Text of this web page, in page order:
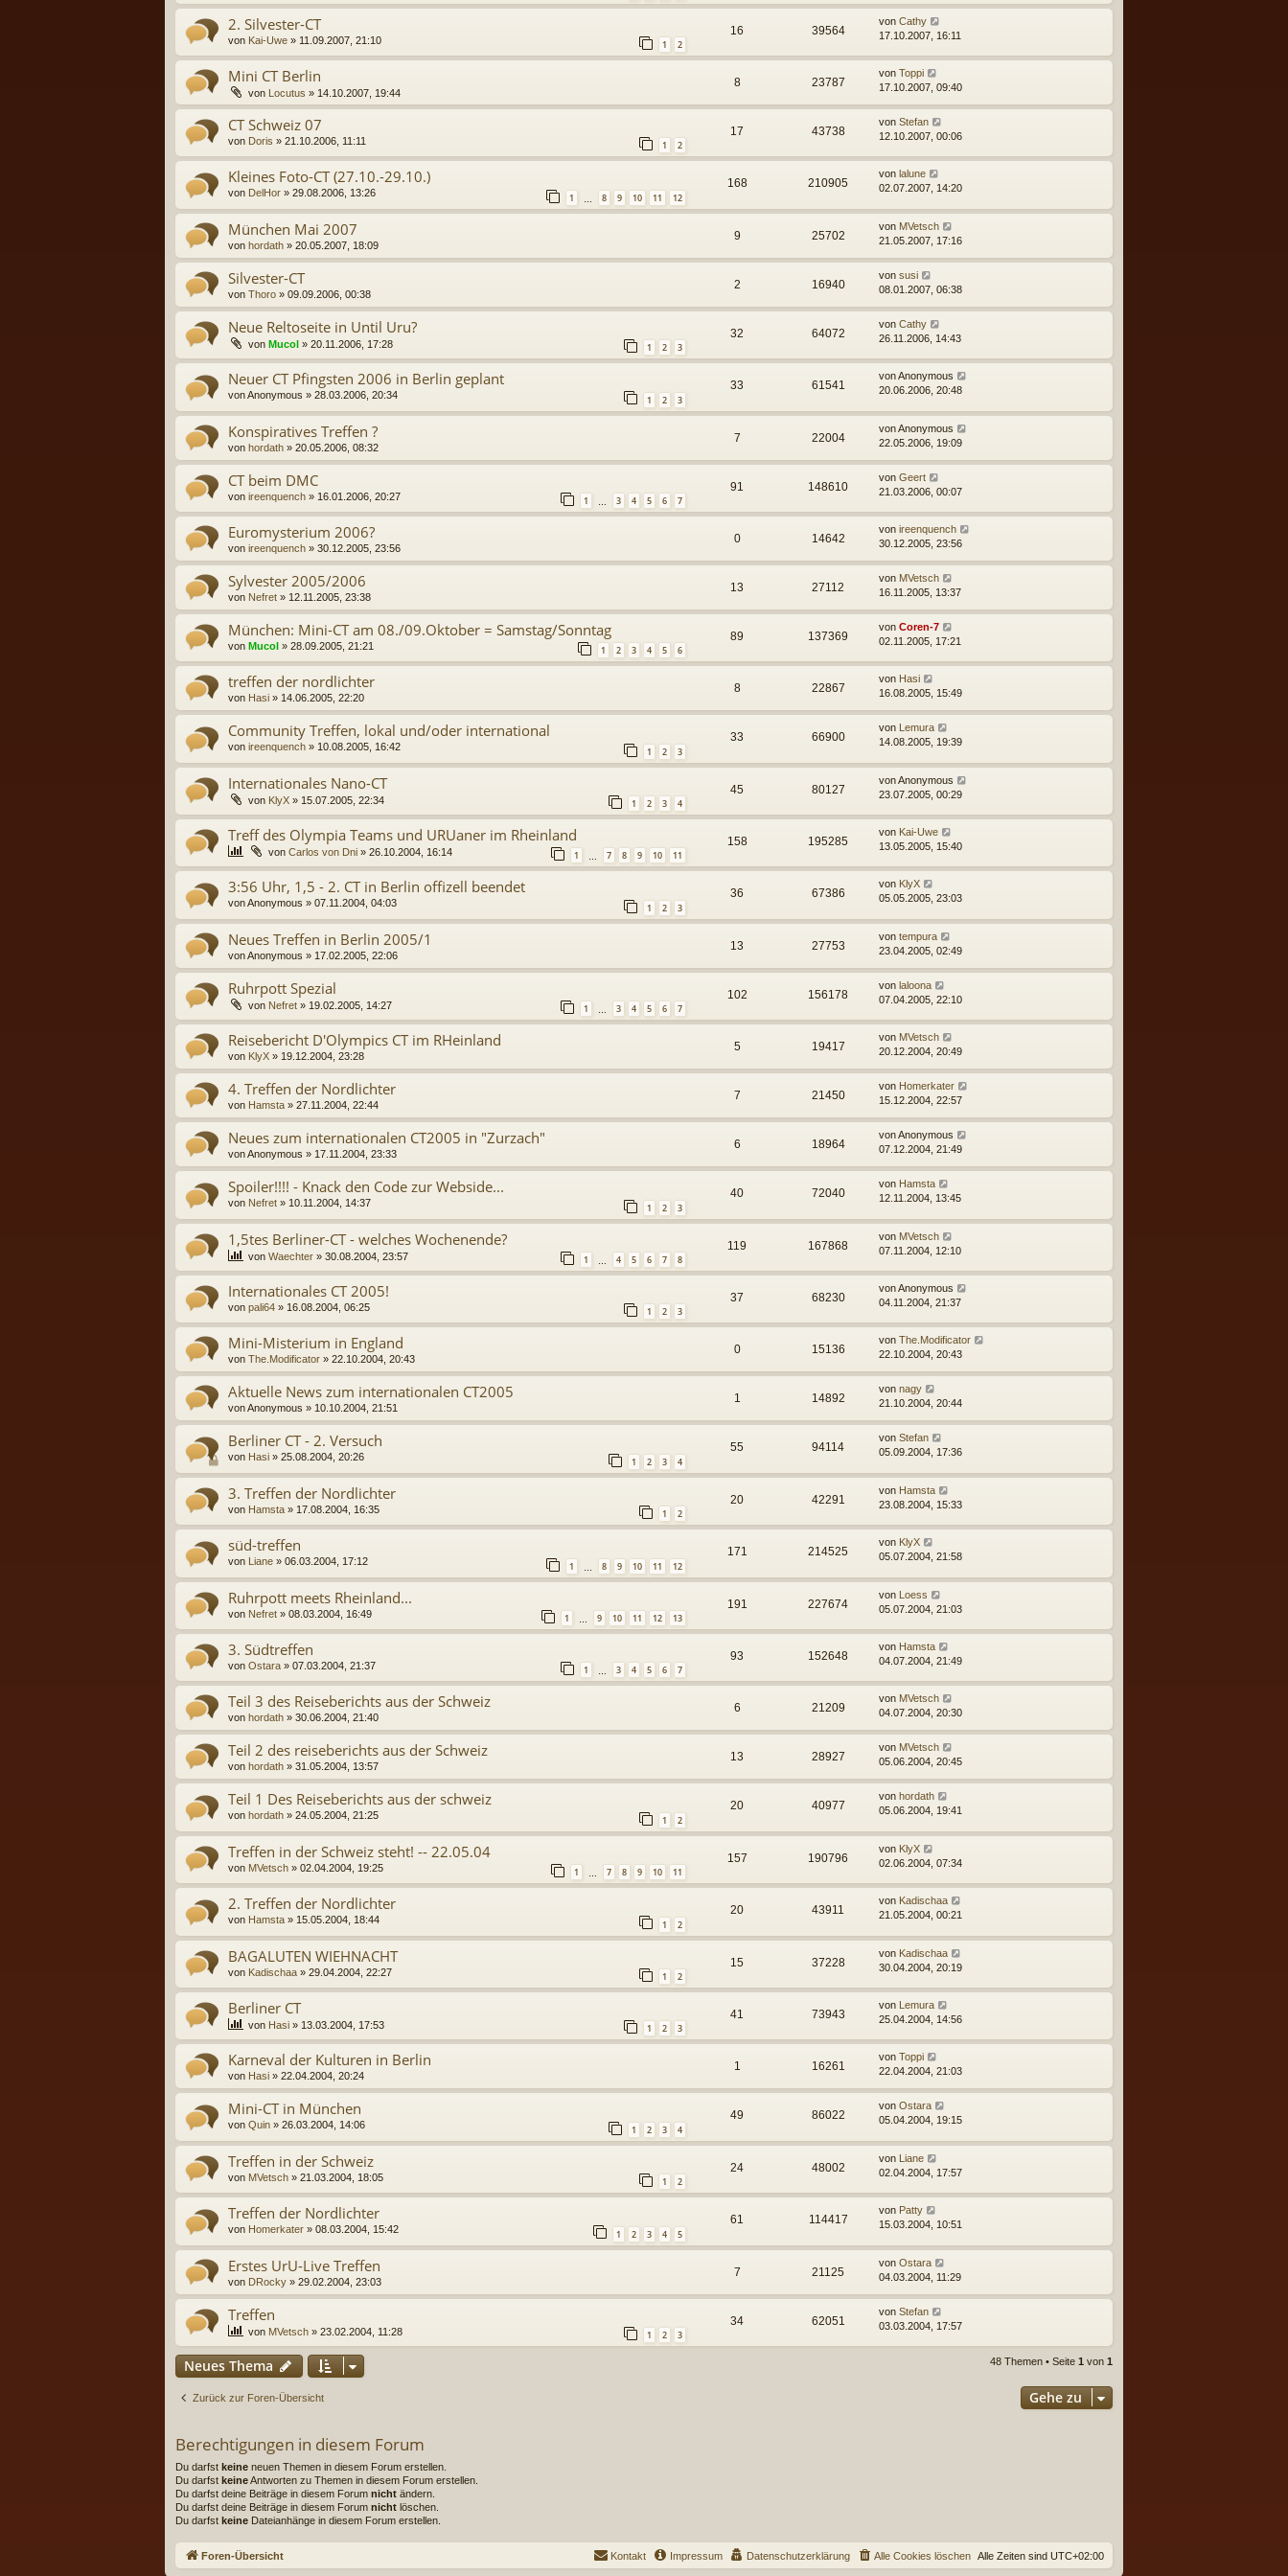
2. Silvester-CT
von Kai-Uwe » 11.09.2007, 21:10 1 2
16 39564
von Cathy
17.10.2007, 16:11
Mini CT Berlin
von Locutus » 14.10.2007, 19:44
8 23787
von Toppi
17.10.2007, 09:40
CT Schweiz 07
von Doris » 21.10.2006, 11:11 1 2
17 43738
von Stefan
12.10.2007, 00:06
Kleines Foto-CT (27.10.-29.10.)
von DelHor » 29.08.2006, 13:26 1 8 9 10 11 12
168 210905
von lalune
02.07.2007, 14:20
München Mai 2007
von hordath » 20.05.2007, 18:09
9 25702
von MVetsch
21.05.2007, 17:16
Silvester-CT
von Thoro » 09.09.2006, 00:38
2 16940
von susi
08.01.2007, 06:38
Neue Reltoseite in Until Uru?
von Mucol » 20.11.2006, 17:28 1 2 3
32 64072
von Cathy
26.11.2006, 14:43
Neuer CT Pfingsten 2006 in Berlin geplant
vonAnonymous » 28.03.2006, 20:34 1 2 3
33 61541
vonAnonymous
20.06.2006, 20:48
Konspiratives Treffen ?
von hordath » 20.05.2006, 08:32
7 22004
vonAnonymous
22.05.2006, 19:09
CT beim DMC
von ireenquench » 16.01.2006, 20:27 1 3 4 5 6 7
91 148610
von Geert
21.03.2006, 00:07
Euromysterium 2006?
von ireenquench » 30.12.2005, 23:56
0 14642
von ireenquench
30.12.2005, 23:56
Sylvester 2005/2006
von Nefret » 12.11.2005, 23:38
13 27112
von MVetsch
16.11.2005, 13:37
München: Mini-CT am 08./09.Oktober = Samstag/Sonntag
von Mucol » 28.09.2005, 21:21 1 2 3 4 5 6
89 137369
von Coren-7
02.11.2005, 17:21
treffen der nordlichter
von Hasi » 14.06.2005, 22:20
8 22867
von Hasi
16.08.2005, 15:49
Community Treffen, lokal und/oder international
von ireenquench » 10.08.2005, 16:42 1 2 3
33 66900
von
Lemura
14.08.2005, 19:39
Internationales Nano-CT
von KlyX » 15.07.2005, 22:34 1 2 3 4
45 80127
vonAnonymous
23.07.2005, 00:29
Treff des Olympia Teams und URUaner im Rheinland
von Carlos von Dni » 26.10.2004, 16:14 1 … 7 8 9 10 11
158 195285
von Kai-Uwe
13.05.2005, 15:40
3:56 Uhr, 1,5 - 2. CT in Berlin offizell beendet
vonAnonymous » 07.11.2004, 04:03 1 2 3
36 67386
von KlyX
05.05.2005, 23:03
Neues Treffen in Berlin 2005/1
vonAnonymous » 17.02.2005, 22:06
13 27753
von tempura
23.04.2005, 02:49
Ruhrpott Spezial
von Nefret » 19.02.2005, 14:27 1 … 3 4 5 6 7
102 156178
von laloona
07.04.2005, 22:10
Reisebericht D'Olympics CT im RHeinland
von KlyX » 19.12.2004, 23:28
5 19417
von MVetsch
20.12.2004, 20:49
4. Treffen der Nordlichter
von Hamsta » 27.11.2004, 22:44
7 21450
von Homerkater
15.12.2004, 22:57
Neues zum internationalen CT2005 in "Zurzach"
vonAnonymous » 17.11.2004, 23:33
6 18964
vonAnonymous
07.12.2004, 21:49
Spoiler!!!! - Knack den Code zur Webside...
von Nefret » 10.11.2004, 14:37 1 2 3
40 72040
von Hamsta
12.11.2004, 13:45
1,5tes Berliner-CT - welches Wochenende?
von Waechter » 30.08.2004, 23:57 1 … 4 5 6 7 8
119 167868
von MVetsch
07.11.2004, 12:10
Internationales CT 2005!
von pali64 » 16.08.2004, 06:25 1 2 3
37 68230
vonAnonymous
04.11.2004, 21:37
Mini-Misterium in England
von The.Modificator » 22.10.2004, 20:43
0 15136
von The.Modificator
22.10.2004, 20:43
Aktuelle News zum internationalen CT2005
vonAnonymous » 10.10.2004, 21:51
1 14892
von nagy
21.10.2004, 20:44
Berliner CT - 2. Versuch
von Hasi » 25.08.2004, 20:26 1 2 3 4
55 94114
von Stefan
05.09.2004, 17:36
3. Treffen der Nordlichter
von Hamsta » 17.08.2004, 16:35 1 2
20 42291
von Hamsta
23.08.2004, 15:33
süd-treffen
von Liane » 06.03.2004, 17:12 1 8 9 10 11 12
171 214525
von KlyX
05.07.2004, 21:58
Ruhrpott meets Rheinland...
von Nefret » 08.03.2004, 16:49 1 … 9 10 11 12 13
191 227674
von Loess
05.07.2004, 21:03
3. Südtreffen
von Ostara » 07.03.2004, 21:37 1 … 3 4 5 6 7
93 152648
von Hamsta
04.07.2004, 21:49
Teil 3 des Reiseberichts aus der Schweiz
von hordath » 30.06.2004, 21:40
6 21209
von MVetsch
04.07.2004, 20:30
Teil 2 des reiseberichts aus der Schweiz
von hordath » 31.05.2004, 13:57
13 28927
von MVetsch
05.06.2004, 20:45
Teil 1 Des Reiseberichts aus der schweiz
von hordath » 24.05.2004, 21:25 1 2
20 40977
von hordath
05.06.2004, 19:41
Treffen in der Schweiz steht! -- 22.05.04
von MVetsch » 02.04.2004, 19:25 1 … 7 8 9 10 11
157 190796
von KlyX
02.06.2004, 07:34
2. Treffen der Nordlichter
von Hamsta » 15.05.2004, 18:44 1 2
20 43911
von Kadischaa
21.05.2004, 00:21
BAGALUTEN WIEHNACHT
von Kadischaa » 29.04.2004, 22:27 1 2
15 37228
von Kadischaa
30.04.2004, 20:19
Berliner CT
von Hasi » 13.03.2004, 17:53 1 2 3
41 73943
von Lemura
25.04.2004, 14:56
Karneval der Kulturen in Berlin
von Hasi » 22.04.2004, 20:24
1 16261
von Toppi
22.04.2004, 21:03
Mini-CT in München
von Quin » 26.03.2004, 14:06 1 2 3 4
49 86022
von Ostara
05.04.2004, 19:15
Treffen in der Schweiz
von MVetsch » 21.03.2004, 18:05 1 2
24 48002
von Liane
02.04.2004, 17:57
Treffen der Nordlichter
von Homerkater » 08.03.2004, 15:42 1 2 3 4 5
61 114417
von Patty
15.03.2004, 10:51
Erstes UrU-Live Treffen
von DRocky » 29.02.2004, 23:03
7 21125
von Ostara
04.03.2004, 11:29
Treffen
von MVetsch » 23.02.2004, 11:28 1 2 3
34 62051
von Stefan
03.03.2004, 17:57
Neues Thema 48 Themen • Seite 1 von 1
Zurück zur Foren-Übersicht Gehe zu
Berechtigungen in diesem Forum
Du darfst keine neuen Themen in diesem Forum erstellen.
Du darfst keineAntworten zu Themen in diesem Forum erstellen.
Du darfst deine Beiträge in diesem Forum nicht ändern.
Du darfst deine Beiträge in diesem Forum nicht löschen.
Du darfst keine Dateianhänge in diesem Forum erstellen.
Foren-Übersicht Alle Zeiten sind UTC+02:00
Alle Cookies löschen
Datenschutzerklärung
Impressum
Kontakt